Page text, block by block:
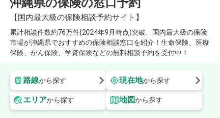
沖縄県の保険の窓口予約
【国内最大級の保険相談予約サイト】
累計相談件数約76万件(2024年9月時点)突破、国内最大級の保険
市場が沖縄県でおすすめの保険相談窓口を紹介！生命保険、医療
保険、がん保険、学資保険などの無料相談予約を受付中！
路線から探す 現在地から探す
エリアから探す 地図から探す